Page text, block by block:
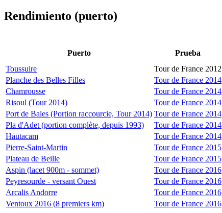
Rendimiento (puerto)
Puerto Prueba
Toussuire
Tour de France 2012
Planche des Belles Filles
Tour de France 2014
Chamrousse
Tour de France 2014
Risoul (Tour 2014)
Tour de France 2014
Port de Bales (Portion raccourcie, Tour 2014) Tour de France 2014
Pla d'Adet (portion complète, depuis 1993)
Tour de France 2014
Hautacam
Tour de France 2014
Pierre-Saint-Martin
Tour de France 2015
Plateau de Beille
Tour de France 2015
Aspin (lacet 900m - sommet)
Tour de France 2016
Peyresourde - versant Ouest
Tour de France 2016
Arcalis Andorre
Tour de France 2016
Ventoux 2016 (8 premiers km)
Tour de France 2016